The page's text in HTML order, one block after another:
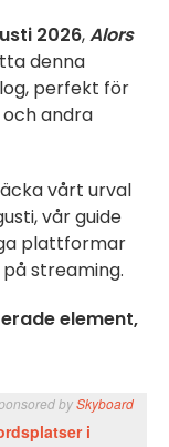
2026,Alors
denna
perfekt för
andra
vårt urval
vår guide
plattformar
streaming.
element,